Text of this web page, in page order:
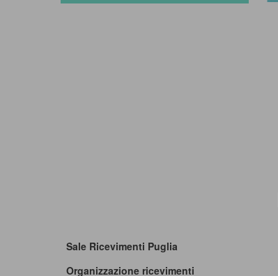
Sale Ricevimenti Puglia
Organizzazione ricevimenti